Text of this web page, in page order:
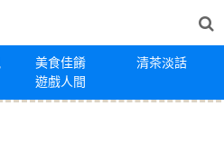
美食佳餚
清茶淡話
遊戲人間